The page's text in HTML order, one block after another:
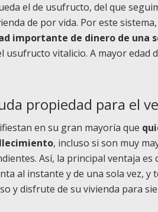
el de usufructo, del que
de por vida. Por este
importante de dinero de una
usufructo vitalicio. A mayor edad
propiedad para el
en su gran mayoría que
, incluso si son muy
Así, la principal ventaja
al instante y de una sola vez,
y disfrute de su vivienda para